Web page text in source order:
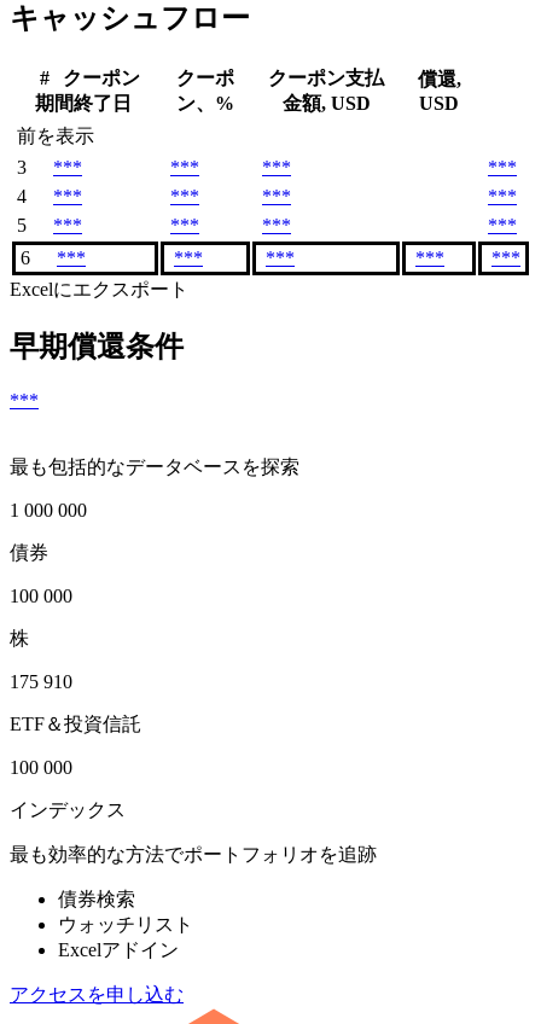
キャッシュフロー
#
クーポン
期間終了日
クーポ
ン、%
クーポン支払
金額, USD
償還,
USD
前を表示
3
*** *** ***
***
4
*** *** ***
***
5
*** *** ***
***
6
*** *** *** ***
***
Excelにエクスポート
早期償還条件
***
最も包括的なデータベースを探索
1 000 000
債券
100 000
株
175 910
ETF＆投資信託
100 000
インデックス
最も効率的な方法でポートフォリオを追跡
債券検索
ウォッチリスト
Excelアドイン
アクセスを申し込む